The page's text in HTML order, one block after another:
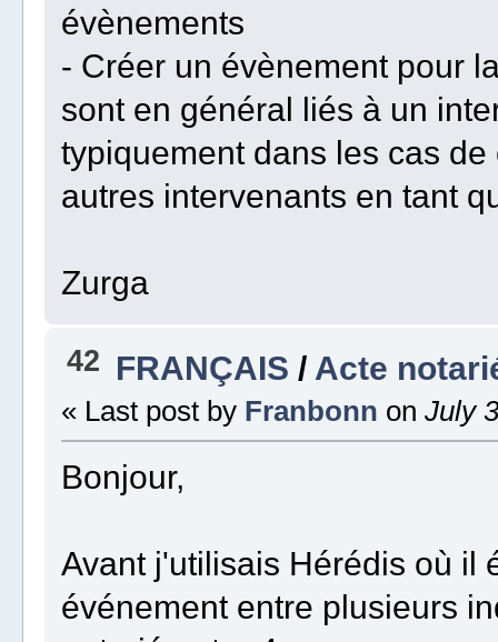
évènements
- Créer un évènement pour
sont en général liés à un
typiquement dans les cas
autres intervenants en tant
Zurga
42 FRANÇAIS / Acte
« Last post by Franbonn on July
Bonjour,
Avant j'utilisais Hérédis où il
événement entre plusieurs